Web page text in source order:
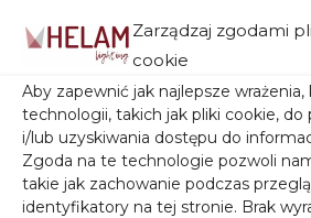
Zarządzaj zgodami
cookie
Aby zapewnić jak najlepsze
technologii, takich jak pliki cookie, do
i/lub uzyskiwania dostępu do
Zgoda na te technologie pozwoli
takie jak zachowanie podczas
identyfikatory na tej stronie. Brak
Filtruj wg ceny